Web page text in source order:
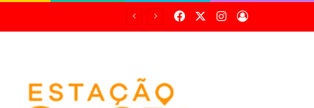
FacebookInstagram
Entrar